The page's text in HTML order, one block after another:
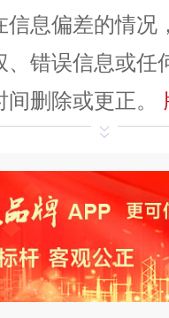
信息偏差的情况
、错误信息或任
删除或更正。
有内容（文字
产权归本站所
本站不生产产
提供中介服务。
意见，页面信息